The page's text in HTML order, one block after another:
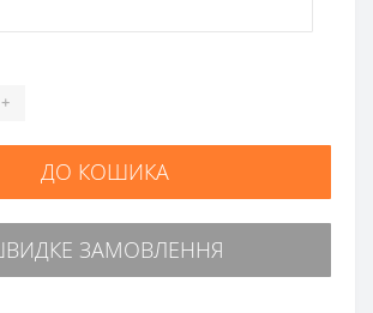
+
ДО КОШИКА
ЗАМОВЛЕННЯ